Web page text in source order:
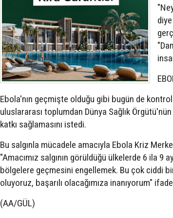
Ebola'nın geçmişte olduğu gibi bugün de
uluslararası toplumdan Dünya Sağlık
katkı sağlamasını istedi.
Bu salgınla mücadele amacıyla Ebola Kriz
"Amacımız salgının görüldüğü ülkelerde 6 ila 9
bölgelere geçmesini engellemek. Bu çok ciddi
oluyoruz, başarılı olacağımıza inanıyorum"
(AA/GÜL)